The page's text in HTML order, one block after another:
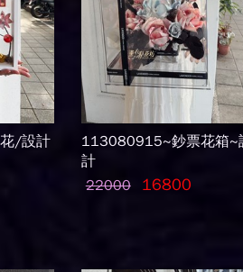
/設計
113080915~鈔票花箱~
計
22000
16800